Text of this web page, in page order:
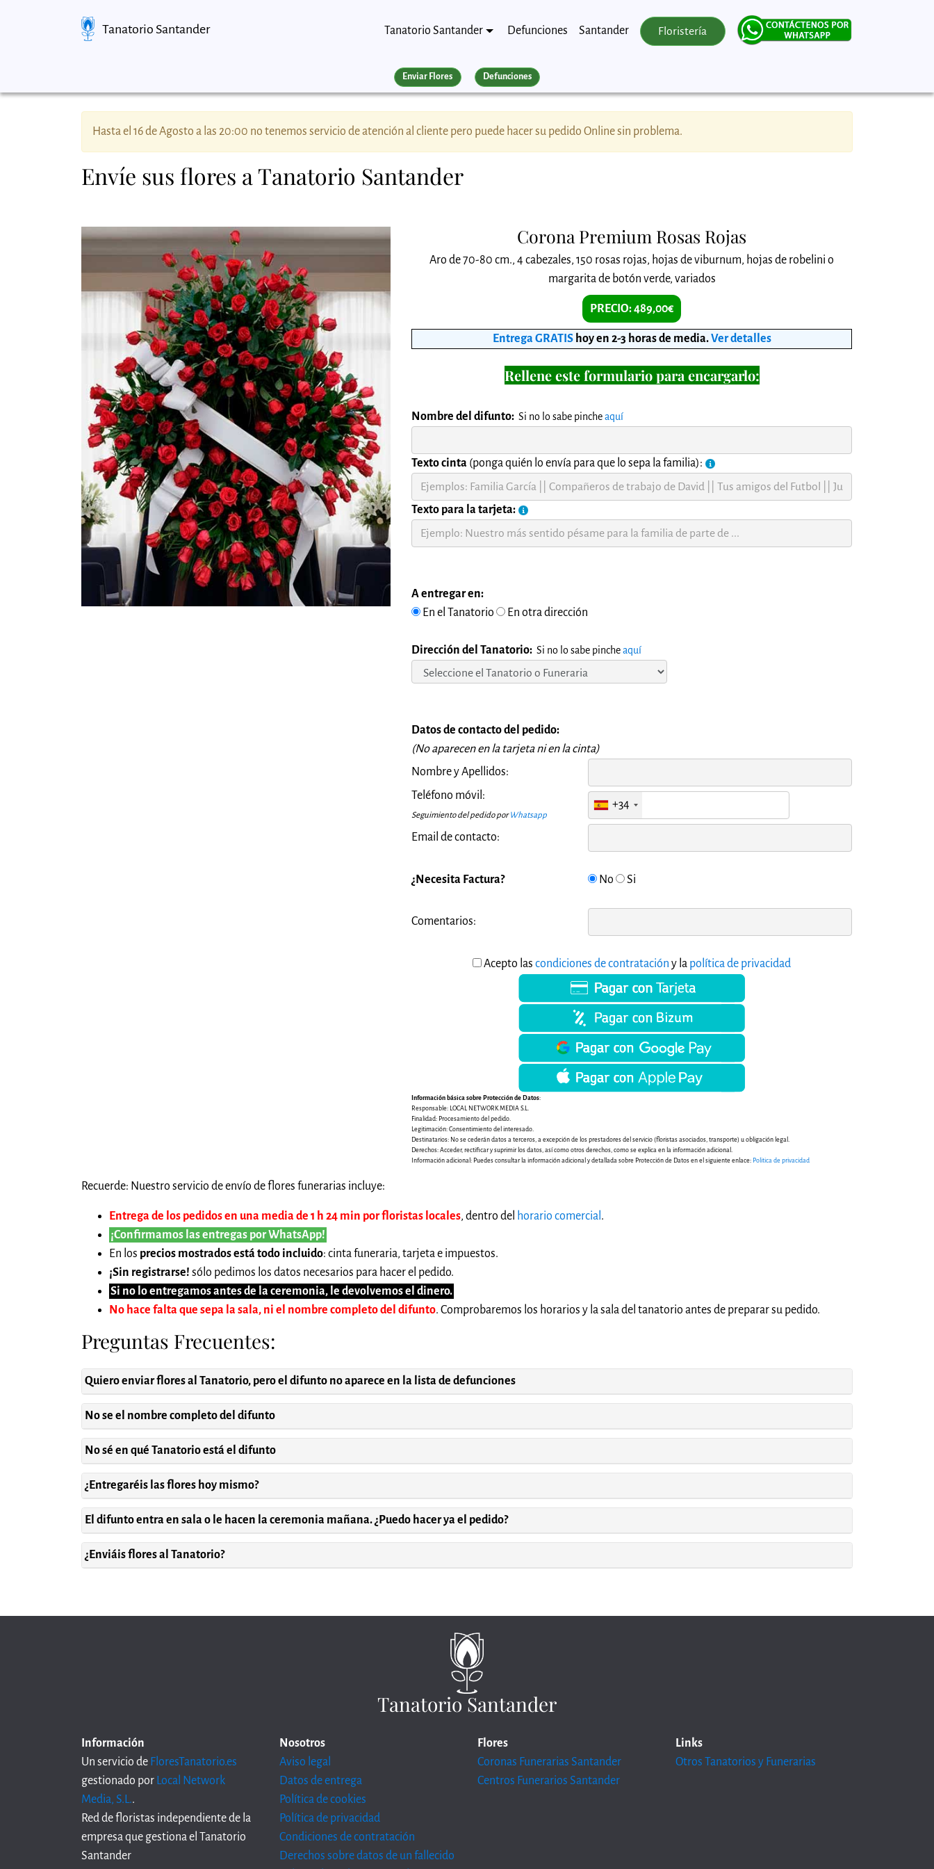
Tanatorio Santander Tanatorio Santander Defunciones Santander Floristería
Enviar Flores Defunciones
Hasta el 16 de Agosto a las 20:00 no tenemos servicio de atención al cliente pero puede hacer su pedido Online sin problema.
Envíe sus flores a Tanatorio Santander
Corona Premium Rosas Rojas
Aro de 70-80 cm., 4 cabezales, 150 rosas rojas, hojas de viburnum, hojas de robelini o
margarita de botón verde, variados
PRECIO: 489,00€
Entrega GRATIS hoy en 2-3 horas de media.Ver detalles
Rellene este formulario para encargarlo:
Nombre del difunto: Si no lo sabe pincheaquí
Texto cinta (ponga quién lo envía para que lo sepa la familia):
Texto para la tarjeta:
A entregar en:
En el Tanatorio
En otra dirección
Dirección del Tanatorio: Si no lo sabe pincheaquí
Datos de contacto del pedido:
(No aparecen en la tarjeta ni en la cinta)
Nombre y Apellidos:
Teléfono móvil:
Seguimiento del pedido porWhatsapp
+34
Email de contacto:
¿Necesita Factura? No Si
Comentarios:
Acepto las condiciones de contratación y la política de privacidad
Información básica sobre Protección de Datos:
Responsable: LOCAL NETWORK MEDIA S.L.
Finalidad: Procesamiento del pedido.
Legitimación: Consentimiento del interesado.
Destinatarios: No se cederán datos a terceros, a excepción de los prestadores del servicio (floristas asociados, transporte) u obligación legal.
Derechos: Acceder, rectificar y suprimir los datos, así como otros derechos, como se explica en la información adicional.
Información adicional: Puedes consultar la información adicional y detallada sobre Protección de Datos en el siguiente enlace: Politica de privacidad
Recuerde: Nuestro servicio de envío de flores funerarias incluye:
Entrega de los pedidos en una media de 1 h 24 min por floristas locales, dentro del horario comercial .
¡Confirmamos las entregas por WhatsApp!
En los precios mostrados está todo incluido: cinta funeraria, tarjeta e impuestos.
¡Sin registrarse! sólo pedimos los datos necesarios para hacer el pedido.
Si no lo entregamos antes de la ceremonia, le devolvemos el dinero.
No hace falta que sepa la sala, ni el nombre completo del difunto. Comprobaremos los horarios y la sala del tanatorio antes de preparar su pedido.
Preguntas Frecuentes:
Quiero enviar flores al Tanatorio, pero el difunto no aparece en la lista de defunciones
No se el nombre completo del difunto
No sé en qué Tanatorio está el difunto
¿Entregaréis las flores hoy mismo?
El difunto entra en sala o le hacen la ceremonia mañana. ¿Puedo hacer ya el pedido?
¿Enviáis flores al Tanatorio?
Tanatorio Santander
Información
Un servicio de FloresTanatorio.es
gestionado por Local Network
Media, S.L..
Red de floristas independiente de la
empresa que gestiona el Tanatorio
Santander
Nosotros
Aviso legal
Datos de entrega
Política de cookies
Política de privacidad
Condiciones de contratación
Derechos sobre datos de un fallecido
Flores
Coronas Funerarias Santander
Centros Funerarios Santander
Links
Otros Tanatorios y Funerarias